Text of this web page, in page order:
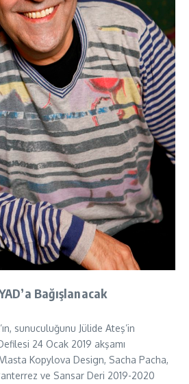
Bağışlanacak
sunuculuğunu Jülide Ateş’in
24 Ocak 2019 akşamı
Kopylova Design, Sacha Pacha,
ve Sansar Deri 2019-2020